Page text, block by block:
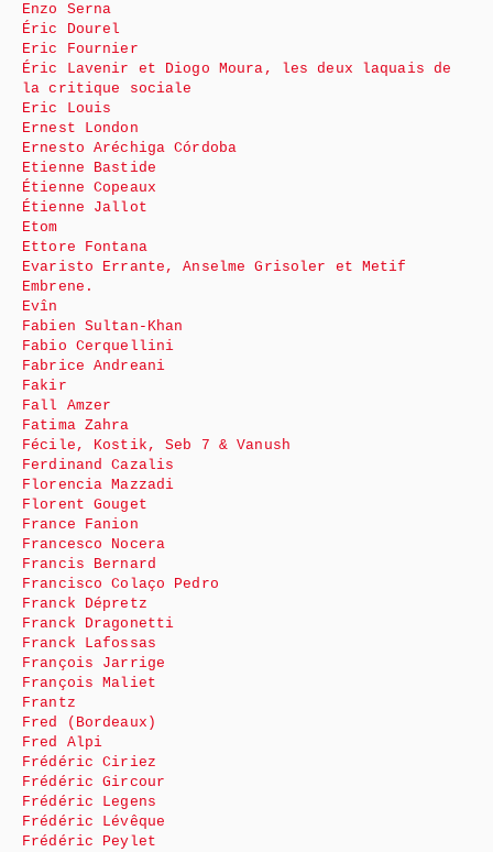
Enzo Serna
Éric Dourel
Eric Fournier
Éric Lavenir et Diogo Moura, les deux laquais de
la critique sociale
Eric Louis
Ernest London
Ernesto Aréchiga Córdoba
Etienne Bastide
Étienne Copeaux
Étienne Jallot
Etom
Ettore Fontana
Evaristo Errante, Anselme Grisoler et Metif
Embrene.
Evîn
Fabien Sultan-Khan
Fabio Cerquellini
Fabrice Andreani
Fakir
Fall Amzer
Fatima Zahra
Fécile, Kostik, Seb 7 & Vanush
Ferdinand Cazalis
Florencia Mazzadi
Florent Gouget
France Fanion
Francesco Nocera
Francis Bernard
Francisco Colaço Pedro
Franck Dépretz
Franck Dragonetti
Franck Lafossas
François Jarrige
François Maliet
Frantz
Fred (Bordeaux)
Fred Alpi
Frédéric Ciriez
Frédéric Gircour
Frédéric Legens
Frédéric Lévêque
Frédéric Peylet